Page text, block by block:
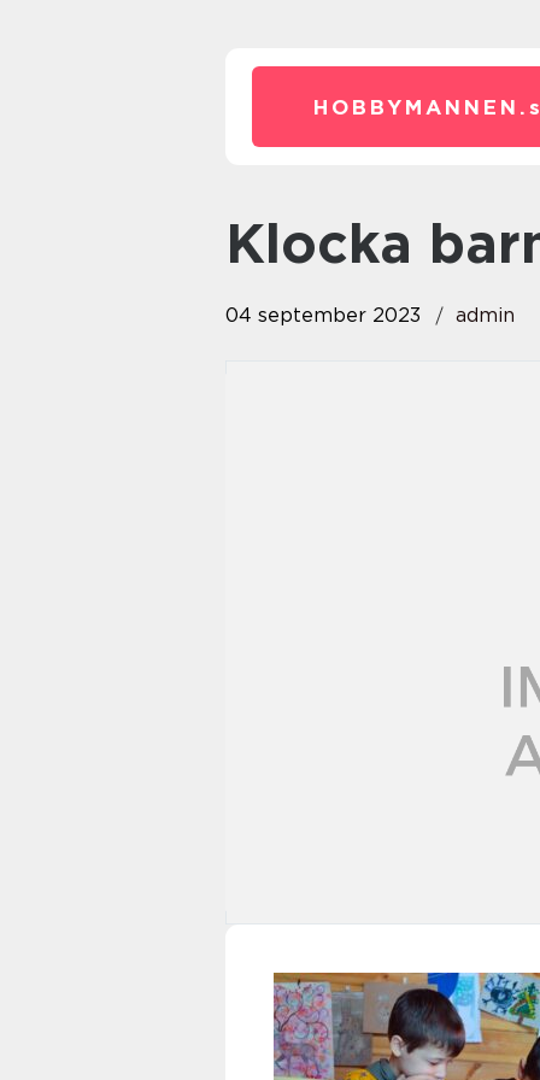
HOBBYMANNEN.
klocka
04 september 2023 admin